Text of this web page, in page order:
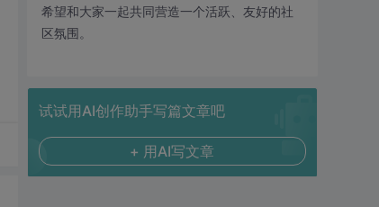
希望和大家一起共同营造一个活跃、友好的社
区氛围。
试试用AI创作助手写篇文章吧
+ 用AI写文章